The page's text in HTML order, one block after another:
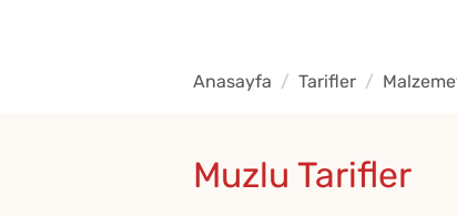
Anasayfa Tarifler
Muzlu Tarifler